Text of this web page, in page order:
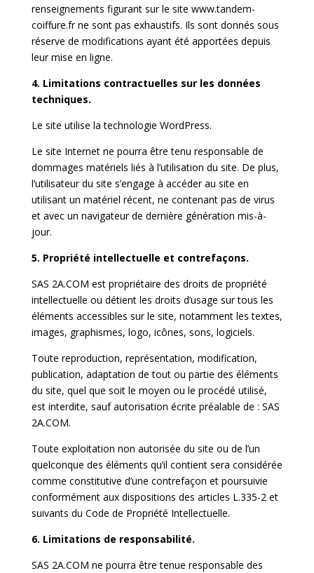
renseignements figurant sur le site www.tandem-
coiffure.fr ne sont pas exhaustifs. Ils sont donnés sous
réserve de modifications ayant été apportées depuis
leur mise en ligne.
4. Limitations contractuelles sur les données
techniques.
Le site utilise la technologie WordPress.
Le site Internet ne pourra être tenu responsable de
dommages matériels liés à l’utilisation du site. De plus,
l’utilisateur du site s’engage à accéder au site en
utilisant un matériel récent, ne contenant pas de virus
et avec un navigateur de dernière génération mis-à-
jour.
5. Propriété intellectuelle et contrefaçons.
SAS 2A.COM est propriétaire des droits de propriété
intellectuelle ou détient les droits d’usage sur tous les
éléments accessibles sur le site, notamment les textes,
images, graphismes, logo, icônes, sons, logiciels.
Toute reproduction, représentation, modification,
publication, adaptation de tout ou partie des éléments
du site, quel que soit le moyen ou le procédé utilisé,
est interdite, sauf autorisation écrite préalable de : SAS
2A.COM.
Toute exploitation non autorisée du site ou de l’un
quelconque des éléments qu’il contient sera considérée
comme constitutive d’une contrefaçon et poursuivie
conformément aux dispositions des articles L.335-2 et
suivants du Code de Propriété Intellectuelle.
6. Limitations de responsabilité.
SAS 2A.COM ne pourra être tenue responsable des